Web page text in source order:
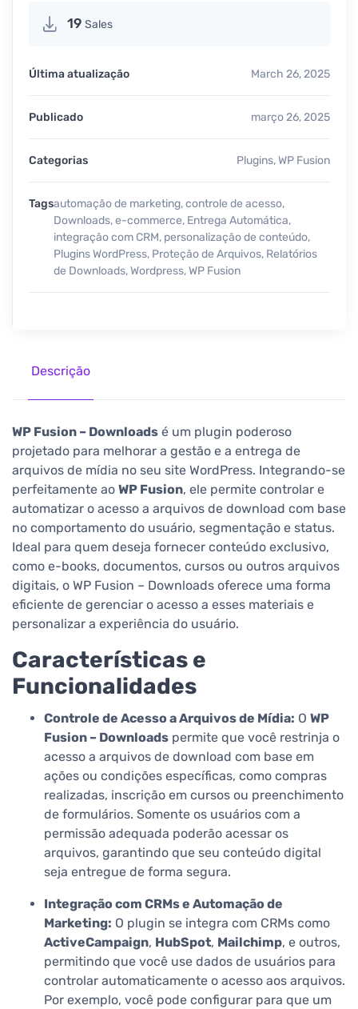
19 Sales
Última atualização March 26, 2025
Publicado março 26, 2025
Categorias Plugins,WP Fusion
Tagsautomação de marketing,controle de acesso,
Downloads,e-commerce, Entrega Automática,
integração com CRM, personalização de conteúdo,
Plugins WordPress, Proteção de Arquivos, Relatórios
de Downloads,Wordpress,WP Fusion
Descrição
WP Fusion – Downloads é um plugin poderoso
projetado para melhorar a gestão e a entrega de
arquivos de mídia no seu site WordPress. Integrando-se
perfeitamente ao WP Fusion, ele permite controlar e
automatizar o acesso a arquivos de download com base
no comportamento do usuário, segmentação e status.
Ideal para quem deseja fornecer conteúdo exclusivo,
como e-books, documentos, cursos ou outros arquivos
digitais, o WP Fusion – Downloads oferece uma forma
eficiente de gerenciar o acesso a esses materiais e
personalizar a experiência do usuário.
Características e
Funcionalidades
Controle de Acesso a Arquivos de Mídia: O WP
Fusion – Downloads permite que você restrinja o
acesso a arquivos de download com base em
ações ou condições específicas, como compras
realizadas, inscrição em cursos ou preenchimento
de formulários. Somente os usuários com a
permissão adequada poderão acessar os
arquivos, garantindo que seu conteúdo digital
seja entregue de forma segura.
Integração com CRMs e Automação de
Marketing: O plugin se integra com CRMs como
ActiveCampaign, HubSpot, Mailchimp, e outros,
permitindo que você use dados de usuários para
controlar automaticamente o acesso aos arquivos.
Por exemplo, você pode configurar para que um